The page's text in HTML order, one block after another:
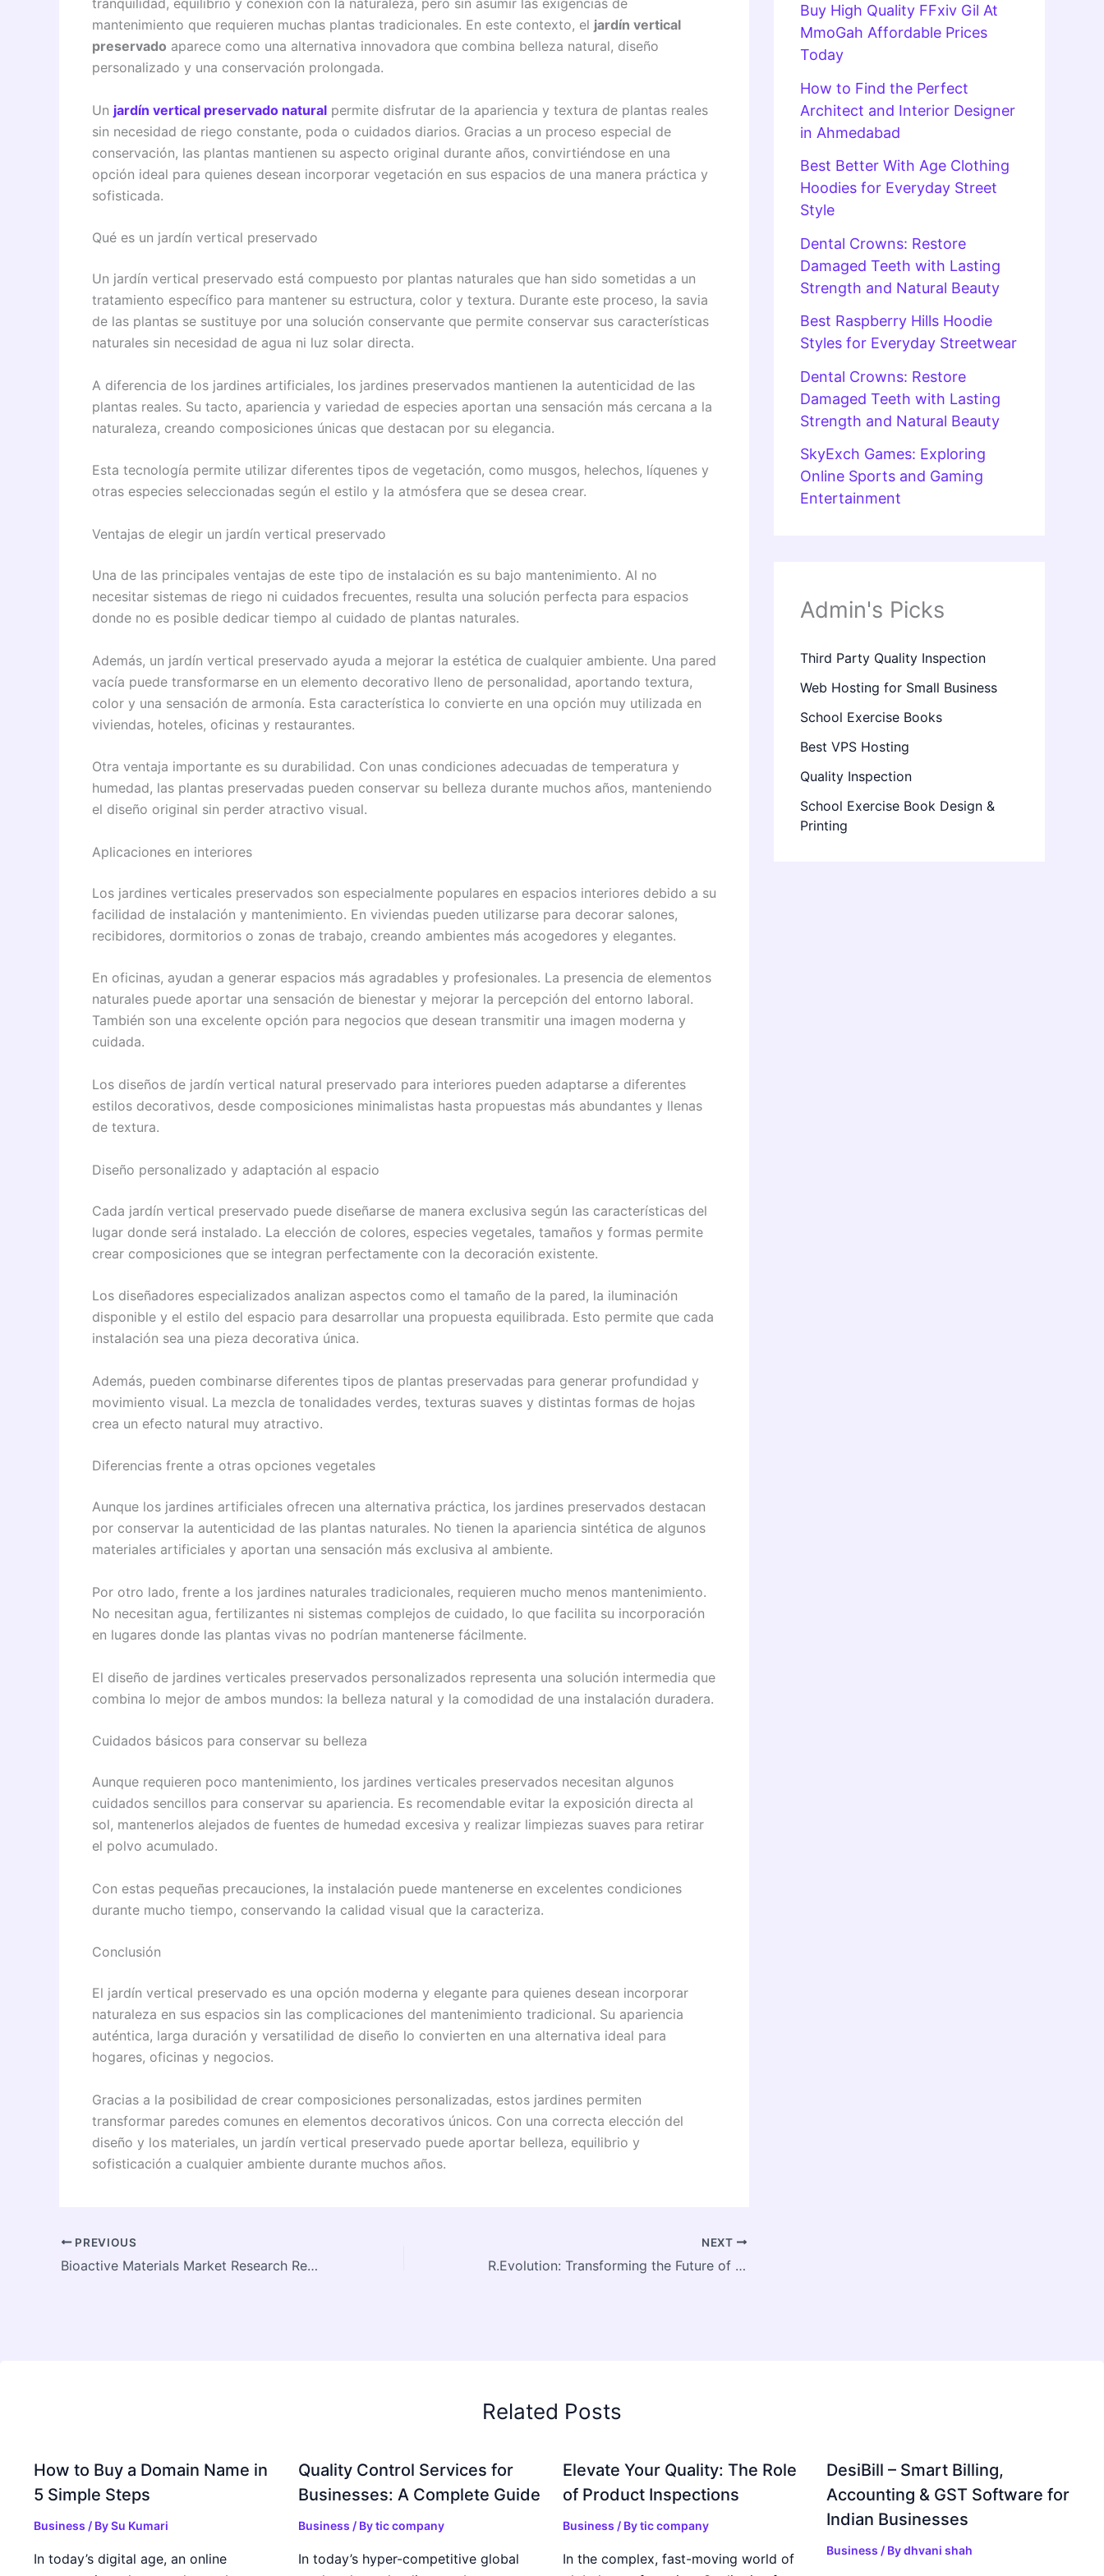
tranquilidad, equilibrio y conexión con la naturaleza, pero sin asumir las exigencias de
mantenimiento que requieren muchas plantas tradicionales. En este contexto, el jardín vertical
preservado aparece como una alternativa innovadora que combina belleza natural, diseño
personalizado y una conservación prolongada.
Un jardín vertical preservado natural permite disfrutar de la apariencia y textura de plantas reales
sin necesidad de riego constante, poda o cuidados diarios. Gracias a un proceso especial de
conservación, las plantas mantienen su aspecto original durante años, convirtiéndose en una
opción ideal para quienes desean incorporar vegetación en sus espacios de una manera práctica y
sofisticada.
Qué es un jardín vertical preservado
Un jardín vertical preservado está compuesto por plantas naturales que han sido sometidas a un
tratamiento específico para mantener su estructura, color y textura. Durante este proceso, la savia
de las plantas se sustituye por una solución conservante que permite conservar sus características
naturales sin necesidad de agua ni luz solar directa.
A diferencia de los jardines artificiales, los jardines preservados mantienen la autenticidad de las
plantas reales. Su tacto, apariencia y variedad de especies aportan una sensación más cercana a la
naturaleza, creando composiciones únicas que destacan por su elegancia.
Esta tecnología permite utilizar diferentes tipos de vegetación, como musgos, helechos, líquenes y
otras especies seleccionadas según el estilo y la atmósfera que se desea crear.
Ventajas de elegir un jardín vertical preservado
Una de las principales ventajas de este tipo de instalación es su bajo mantenimiento. Al no
necesitar sistemas de riego ni cuidados frecuentes, resulta una solución perfecta para espacios
donde no es posible dedicar tiempo al cuidado de plantas naturales.
Además, un jardín vertical preservado ayuda a mejorar la estética de cualquier ambiente. Una pared
vacía puede transformarse en un elemento decorativo lleno de personalidad, aportando textura,
color y una sensación de armonía. Esta característica lo convierte en una opción muy utilizada en
viviendas, hoteles, oficinas y restaurantes.
Otra ventaja importante es su durabilidad. Con unas condiciones adecuadas de temperatura y
humedad, las plantas preservadas pueden conservar su belleza durante muchos años, manteniendo
el diseño original sin perder atractivo visual.
Aplicaciones en interiores
Los jardines verticales preservados son especialmente populares en espacios interiores debido a su
facilidad de instalación y mantenimiento. En viviendas pueden utilizarse para decorar salones,
recibidores, dormitorios o zonas de trabajo, creando ambientes más acogedores y elegantes.
En oficinas, ayudan a generar espacios más agradables y profesionales. La presencia de elementos
naturales puede aportar una sensación de bienestar y mejorar la percepción del entorno laboral.
También son una excelente opción para negocios que desean transmitir una imagen moderna y
cuidada.
Los diseños de jardín vertical natural preservado para interiores pueden adaptarse a diferentes
estilos decorativos, desde composiciones minimalistas hasta propuestas más abundantes y llenas
de textura.
Diseño personalizado y adaptación al espacio
Cada jardín vertical preservado puede diseñarse de manera exclusiva según las características del
lugar donde será instalado. La elección de colores, especies vegetales, tamaños y formas permite
crear composiciones que se integran perfectamente con la decoración existente.
Los diseñadores especializados analizan aspectos como el tamaño de la pared, la iluminación
disponible y el estilo del espacio para desarrollar una propuesta equilibrada. Esto permite que cada
instalación sea una pieza decorativa única.
Además, pueden combinarse diferentes tipos de plantas preservadas para generar profundidad y
movimiento visual. La mezcla de tonalidades verdes, texturas suaves y distintas formas de hojas
crea un efecto natural muy atractivo.
Diferencias frente a otras opciones vegetales
Aunque los jardines artificiales ofrecen una alternativa práctica, los jardines preservados destacan
por conservar la autenticidad de las plantas naturales. No tienen la apariencia sintética de algunos
materiales artificiales y aportan una sensación más exclusiva al ambiente.
Por otro lado, frente a los jardines naturales tradicionales, requieren mucho menos mantenimiento.
No necesitan agua, fertilizantes ni sistemas complejos de cuidado, lo que facilita su incorporación
en lugares donde las plantas vivas no podrían mantenerse fácilmente.
El diseño de jardines verticales preservados personalizados representa una solución intermedia que
combina lo mejor de ambos mundos: la belleza natural y la comodidad de una instalación duradera.
Cuidados básicos para conservar su belleza
Aunque requieren poco mantenimiento, los jardines verticales preservados necesitan algunos
cuidados sencillos para conservar su apariencia. Es recomendable evitar la exposición directa al
sol, mantenerlos alejados de fuentes de humedad excesiva y realizar limpiezas suaves para retirar
el polvo acumulado.
Con estas pequeñas precauciones, la instalación puede mantenerse en excelentes condiciones
durante mucho tiempo, conservando la calidad visual que la caracteriza.
Conclusión
El jardín vertical preservado es una opción moderna y elegante para quienes desean incorporar
naturaleza en sus espacios sin las complicaciones del mantenimiento tradicional. Su apariencia
auténtica, larga duración y versatilidad de diseño lo convierten en una alternativa ideal para
hogares, oficinas y negocios.
Gracias a la posibilidad de crear composiciones personalizadas, estos jardines permiten
transformar paredes comunes en elementos decorativos únicos. Con una correcta elección del
diseño y los materiales, un jardín vertical preservado puede aportar belleza, equilibrio y
sofisticación a cualquier ambiente durante muchos años.
PREVIOUS
Bioactive Materials Market Research Report: Growth Forecast, Competitive Analysis & Emerging Opportunities
NEXT
R.Evolution: Transforming the Future of Luxury Real Estate
Buy High Quality FFxiv Gil At
MmoGah Affordable Prices
Today
How to Find the Perfect
Architect and Interior Designer
in Ahmedabad
Best Better With Age Clothing
Hoodies for Everyday Street
Style
Dental Crowns: Restore
Damaged Teeth with Lasting
Strength and Natural Beauty
Best Raspberry Hills Hoodie
Styles for Everyday Streetwear
Dental Crowns: Restore
Damaged Teeth with Lasting
Strength and Natural Beauty
SkyExch Games: Exploring
Online Sports and Gaming
Entertainment
Admin's Picks
Third Party Quality Inspection
Web Hosting for Small Business
School Exercise Books
Best VPS Hosting
Quality Inspection
School Exercise Book Design &
Printing
Related Posts
How to Buy a Domain Name in
5 Simple Steps
Business / BySu Kumari
In today’s digital age, an online
Quality Control Services for
Businesses: A Complete Guide
Business / Bytic company
In today’s hyper-competitive global
Elevate Your Quality: The Role
of Product Inspections
Business / Bytic company
In the complex, fast-moving world of
DesiBill – Smart Billing,
Accounting & GST Software for
Indian Businesses
Business / Bydhvani shah